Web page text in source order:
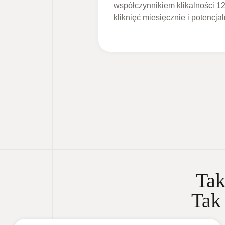
współczynnikiem klikalności
kliknięć miesięcznie i